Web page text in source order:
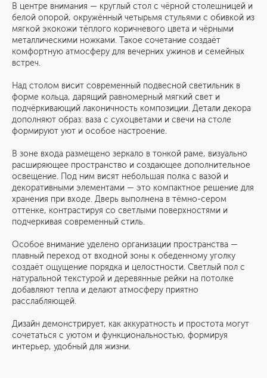
В центре внимания — круглый стол с чёрной столешницей и
белой опорой, окружённый четырьмя стульями с обивкой из
мягкой экокожи тёплого коричневого цвета и чёрными
металлическими ножками. Такое сочетание создаёт
комфортную атмосферу для вечерних ужинов и семейных
встреч.
Над столом висит современный подвесной светильник в
форме кольца, дарящий равномерный мягкий свет и
подчёркивающий лаконичность композиции. Детали декора
дополняют образ: ваза с сухоцветами и свечи на столе
формируют уют и особое настроение.
В зоне входа размещено зеркало в тонкой раме, визуально
расширяющее пространство и создающее дополнительное
освещение. Под ним висят небольшая полка с вазой и
декоративными элементами — это компактное решение для
хранения при входе. Дверь выполнена в тёмно-сером
оттенке, контрастируя со светлыми поверхностями и
подчеркивая современный стиль.
Особое внимание уделено организации пространства —
плавный переход от входной зоны к обеденному уголку
создаёт ощущение порядка и целостности. Светлый пол с
натуральной текстурой и деревянные рейки на потолке
добавляют тепла и делают атмосферу приятно
расслабляющей.
Дизайн демонстрирует, как аккуратность и простота могут
сочетаться с уютом и функциональностью, формируя
интерьер, удобный для жизни.